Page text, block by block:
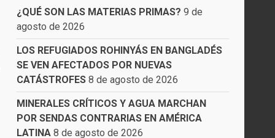
¿QUÉ SON LAS MATERIAS PRIMAS? 9 de
agosto de 2026
LOS REFUGIADOS ROHINYÁS EN BANGLADÉS
SE VEN AFECTADOS POR NUEVAS
CATÁSTROFES 8 de agosto de 2026
MINERALES CRÍTICOS Y AGUA MARCHAN
POR SENDAS CONTRARIAS EN AMÉRICA
LATINA 8 de agosto de 2026